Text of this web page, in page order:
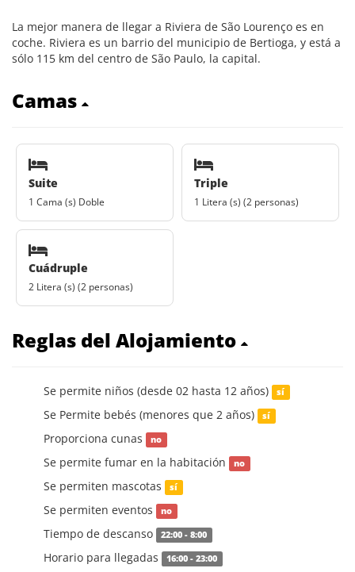
La mejor manera de llegar a Riviera de São Lourenço es en
coche. Riviera es un barrio del municipio de Bertioga, y está a
sólo 115 km del centro de São Paulo, la capital.
Camas
Suite
1 Cama (s) Doble
Triple
1 Litera (s) (2 personas)
Cuádruple
2 Litera (s) (2 personas)
Reglas del Alojamiento
Se permite niños (desde 02 hasta 12 años) sí
Se Permite bebés (menores que 2 años) sí
Proporciona cunas no
Se permite fumar en la habitación no
Se permiten mascotas sí
Se permiten eventos no
Tiempo de descanso 22:00 - 8:00
Horario para llegadas 16:00 - 23:00